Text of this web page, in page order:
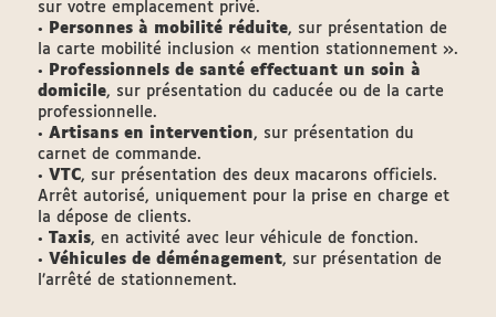
sur votre emplacement privé.
•
Personnes à mobilité réduite, sur présentation de
la carte mobilité inclusion « mention stationnement ».
•
Professionnels de santé effectuant un soin à
domicile, sur présentation du caducée ou de la carte
professionnelle.
• Artisans en intervention, sur présentation du
carnet de commande.
• VTC, sur présentation des deux macarons officiels.
Arrêt autorisé, uniquement pour la prise en charge et
la dépose de clients.
• Taxis, en activité avec leur véhicule de fonction.
• Véhicules de déménagement, sur présentation de
l’arrêté de stationnement.